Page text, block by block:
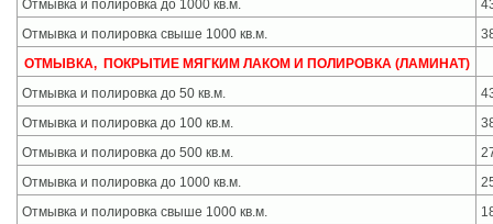
Отмывка и полировка до 1000 кв.м.
Отмывка и полировка свыше 1000 кв.м.
ОТМЫВКА, ПОКРЫТИЕ МЯГКИМ ЛАКОМ И ПОЛИРОВКА (ЛАМИНАТ)
Отмывка и полировка до 50 кв.м.
Отмывка и полировка до 100 кв.м.
Отмывка и полировка до 500 кв.м.
Отмывка и полировка до 1000 кв.м.
Отмывка и полировка свыше 1000 кв.м.